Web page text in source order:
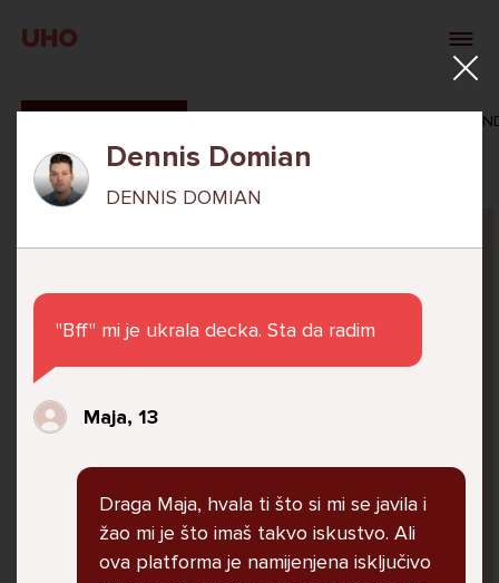
UHO
VERONIKA
Već 6 godina u školi nekoliko cura iz mog
razreda me izbacuju iz zajedničkih aktivnosti
te me iskorištavaju. Dečki iz mojeg razreda mi
govore da sam glupača te me preko discorda
vrijeđaju jer sam niska te mi govore da se
Dennis Domian
DENNIS DOMIAN
"Bff" mi je ukrala decka. Sta da radim
Maja, 13
Draga Maja, hvala ti što si mi se javila i
žao mi je što imaš takvo iskustvo. Ali
ova platforma je namijenjena isključivo